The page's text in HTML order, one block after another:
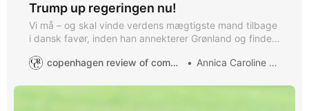
Trump up regeringen nu!
Vi må – og skal vinde verdens mægtigste mand tilbage
i dansk favør, inden han annekterer Grønland og finder
dansk toppolitiker.
copenhagen review of communication Annica Caroline Carlsen